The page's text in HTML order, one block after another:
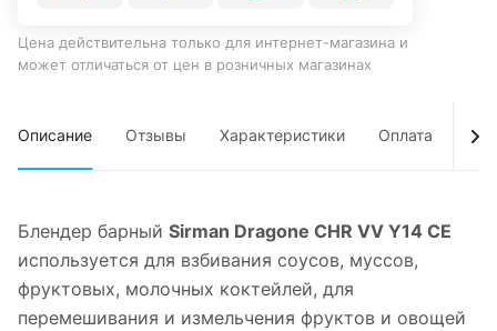
Цена действительна только для интернет-магазина и
может отличаться от цен в розничных магазинах
Описание Отзывы Характеристики Оплата
Блендер барный Sirman Dragone CHR VV Y14 CE
используется для взбивания соусов, муссов,
фруктовых, молочных коктейлей, для
перемешивания и измельчения фруктов и овощей